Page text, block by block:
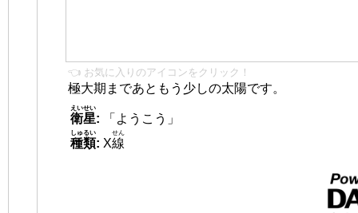
👈 お気に入りのアイコンをクリック！
極大期まであともう少しの太陽です。
衛星
えいせい
:
「ようこう」
種類
しゅるい
: X線
せん